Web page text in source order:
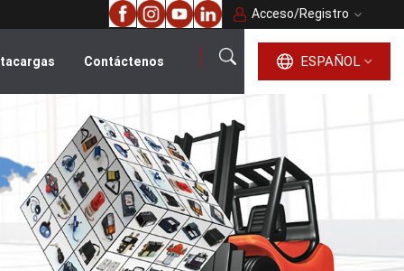
Acceso/Registro
Contáctenos ESPAÑOL
español
English
français